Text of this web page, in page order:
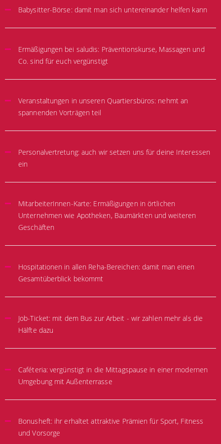
Babysitter-Börse: damit man sich untereinander helfen kann
Ermäßigungen bei saludis: Präventionskurse, Massagen und
Co. sind für euch vergünstigt
Veranstaltungen in unseren Quartiersbüros: nehmt an
spannenden Vorträgen teil
Personalvertretung: auch wir setzen uns für deine Interessen
ein
MitarbeiterInnen-Karte: Ermäßigungen in örtlichen
Unternehmen wie Apotheken, Baumärkten und weiteren
Geschäften
Hospitationen in allen Reha-Bereichen: damit man einen
Gesamtüberblick bekommt
Job-Ticket: mit dem Bus zur Arbeit - wir zahlen mehr als die
Hälfte dazu
Caféteria: vergünstigt in die Mittagspause in einer modernen
Umgebung mit Außenterrasse
Bonusheft: ihr erhaltet attraktive Prämien für Sport, Fitness
und Vorsorge